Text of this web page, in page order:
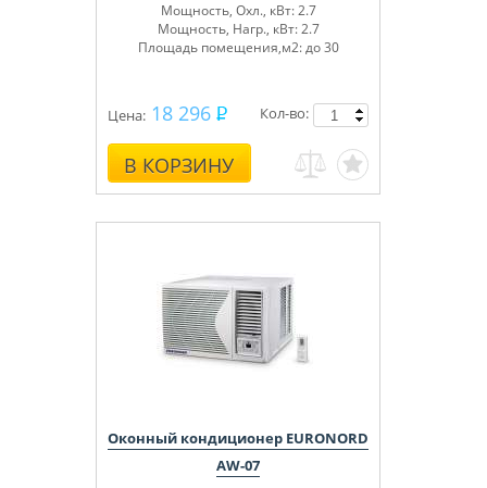
Мощность, Охл., кВт: 2.7
Мощность, Нагр., кВт: 2.7
Площадь помещения,м2: до 30
Цена: 18 296
В КОРЗИНУ
Кол-во:
Оконный кондиционер EURONORD
AW-07